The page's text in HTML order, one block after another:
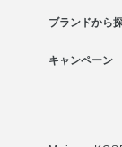
ブランドから
キャンペーン